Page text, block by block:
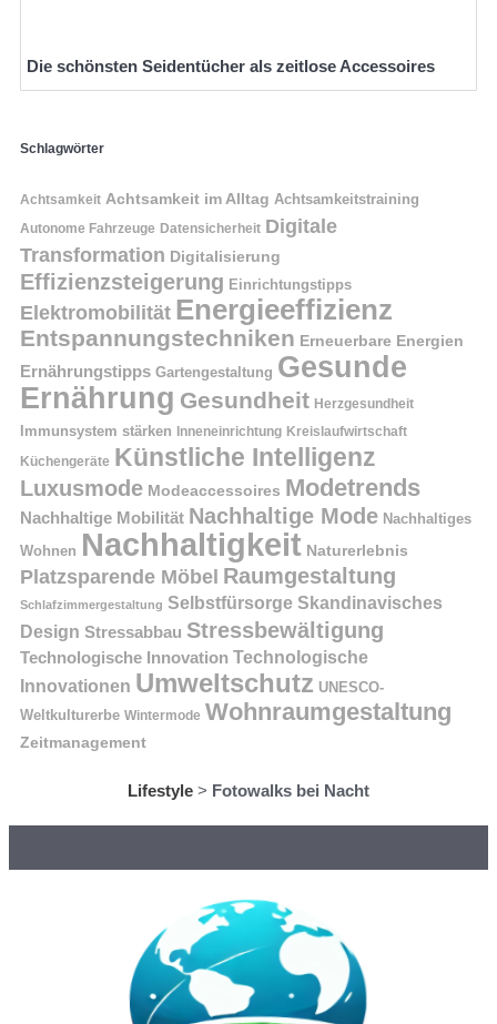
Die schönsten Seidentücher als zeitlose Accessoires
Schlagwörter
Achtsamkeit Achtsamkeit im Alltag Achtsamkeitstraining
Autonome Fahrzeuge Datensicherheit Digitale
Transformation Digitalisierung
Effizienzsteigerung Einrichtungstipps
Elektromobilität Energieeffizienz
Entspannungstechniken Erneuerbare Energien
Ernährungstipps Gartengestaltung Gesunde
Ernährung Gesundheit Herzgesundheit
Immunsystem stärken Inneneinrichtung Kreislaufwirtschaft
Küchengeräte Künstliche Intelligenz
Luxusmode Modeaccessoires Modetrends
Nachhaltige Mobilität Nachhaltige Mode Nachhaltiges
Wohnen Nachhaltigkeit Naturerlebnis
Platzsparende Möbel Raumgestaltung
Schlafzimmergestaltung Selbstfürsorge Skandinavisches
Design Stressabbau Stressbewältigung
Technologische Innovation Technologische
Innovationen Umweltschutz UNESCO-
Weltkulturerbe Wintermode Wohnraumgestaltung
Zeitmanagement
Lifestyle > Fotowalks bei Nacht